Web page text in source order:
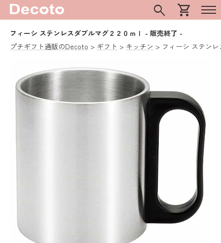
search shopping_cart
フィーシ ステンレスダブルマグ２２０ｍｌ - 販売終了 -
プチギフト通販のDecoto
ギフト キッチン フィーシ ステン